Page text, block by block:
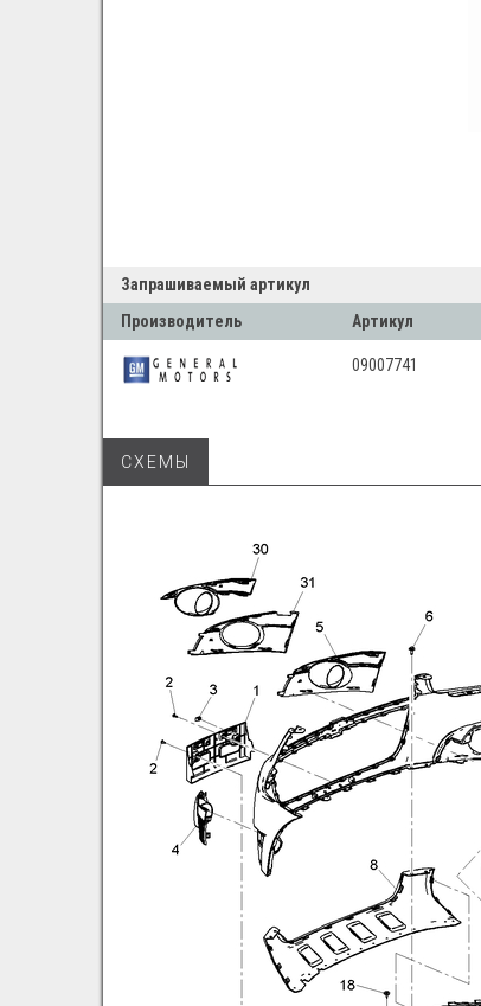
Запрашиваемый артикул
Производитель
Артикул
09007741
СХЕМЫ